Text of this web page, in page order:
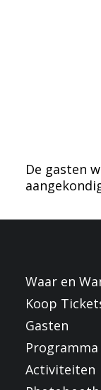
De gasten
Waar en
Koop
Gasten
Programma
Activiteiten